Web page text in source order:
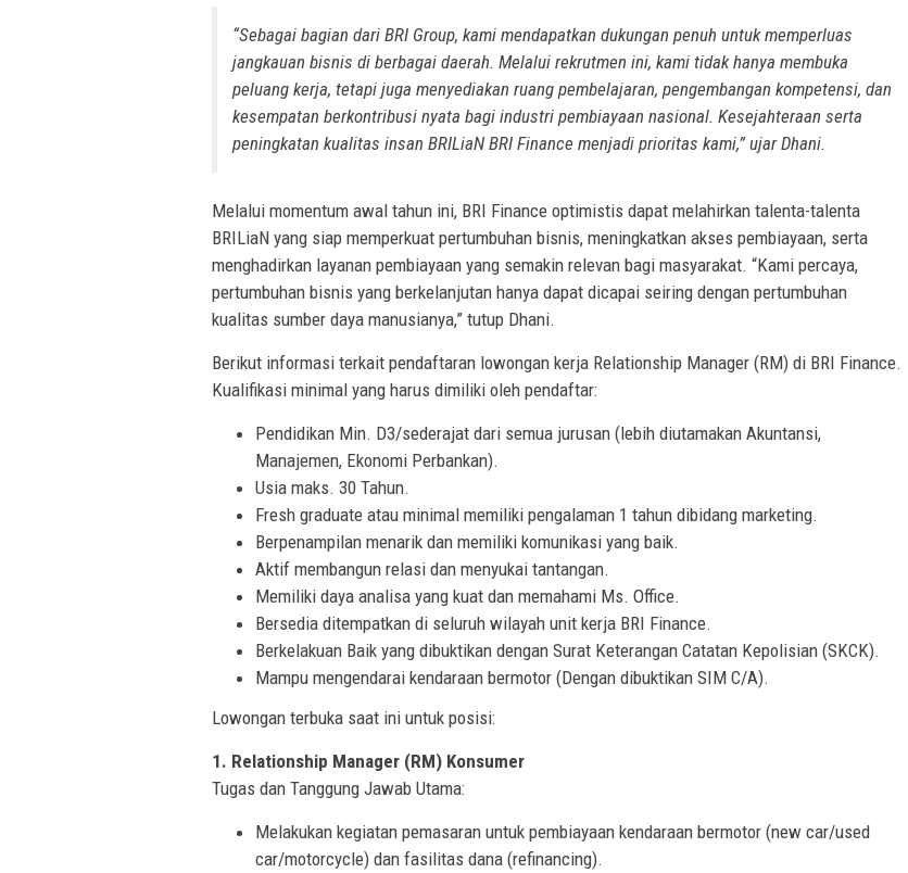
“Sebagai bagian dari BRI Group, kami mendapatkan dukungan penuh untuk memperluas
jangkauan bisnis di berbagai daerah. Melalui rekrutmen ini, kami tidak hanya membuka
peluang kerja, tetapi juga menyediakan ruang pembelajaran, pengembangan kompetensi, dan
kesempatan berkontribusi nyata bagi industri pembiayaan nasional. Kesejahteraan serta
peningkatan kualitas insan BRILiaN BRI Finance menjadi prioritas kami,” ujar Dhani.
Melalui momentum awal tahun ini, BRI Finance optimistis dapat melahirkan talenta-talenta
BRILiaN yang siap memperkuat pertumbuhan bisnis, meningkatkan akses pembiayaan, serta
menghadirkan layanan pembiayaan yang semakin relevan bagi masyarakat. “Kami percaya,
pertumbuhan bisnis yang berkelanjutan hanya dapat dicapai seiring dengan pertumbuhan
kualitas sumber daya manusianya,” tutup Dhani.
Berikut informasi terkait pendaftaran lowongan kerja Relationship Manager (RM) di BRI Finance.
Kualifikasi minimal yang harus dimiliki oleh pendaftar:
Pendidikan Min. D3/sederajat dari semua jurusan (lebih diutamakan Akuntansi,
Manajemen, Ekonomi Perbankan).
Usia maks. 30 Tahun.
Fresh graduate atau minimal memiliki pengalaman 1 tahun dibidang marketing.
Berpenampilan menarik dan memiliki komunikasi yang baik.
Aktif membangun relasi dan menyukai tantangan.
Memiliki daya analisa yang kuat dan memahami Ms. Office.
Bersedia ditempatkan di seluruh wilayah unit kerja BRI Finance.
Berkelakuan Baik yang dibuktikan dengan Surat Keterangan Catatan Kepolisian (SKCK).
Mampu mengendarai kendaraan bermotor (Dengan dibuktikan SIM C/A).
Lowongan terbuka saat ini untuk posisi:
1. Relationship Manager (RM) Konsumer
Tugas dan Tanggung Jawab Utama:
Melakukan kegiatan pemasaran untuk pembiayaan kendaraan bermotor (new car/used
car/motorcycle) dan fasilitas dana (refinancing).